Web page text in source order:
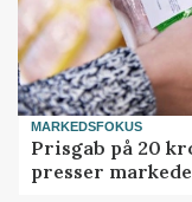
MARKEDSFOKUS
Prisgab på 20
presser